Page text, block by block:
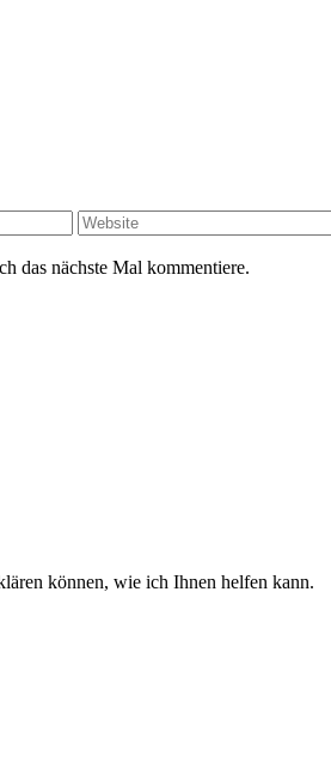
das nächste Mal kommentiere.
können, wie ich Ihnen helfen kann.